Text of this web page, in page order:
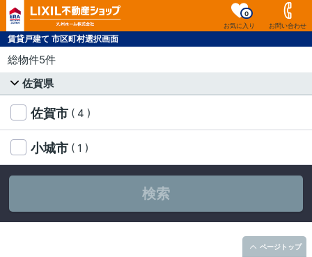
お気に入り
0
お問い合わせ
賃貸戸建て 市区町村選択画面
総物件5件
佐賀県
佐賀市 ( 4 )
小城市 ( 1 )
検索
ページトップ